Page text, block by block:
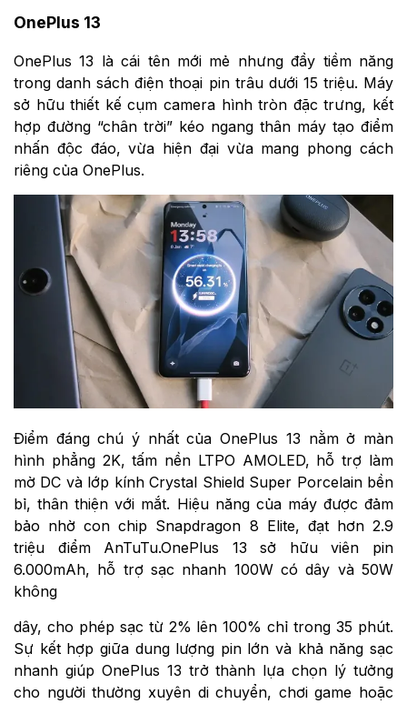
OnePlus 13
OnePlus 13 là cái tên mới mẻ nhưng đầy tiềm năng
trong danh sách điện thoại pin trâu dưới 15 triệu. Máy
sở hữu thiết kế cụm camera hình tròn đặc trưng, kết
hợp đường “chân trời” kéo ngang thân máy tạo điểm
nhấn độc đáo, vừa hiện đại vừa mang phong cách
riêng của OnePlus.
Điểm đáng chú ý nhất của OnePlus 13 nằm ở màn
hình phẳng 2K, tấm nền LTPO AMOLED, hỗ trợ làm
mờ DC và lớp kính Crystal Shield Super Porcelain bền
bỉ, thân thiện với mắt. Hiệu năng của máy được đảm
bảo nhờ con chip Snapdragon 8 Elite, đạt hơn 2.9
triệu điểm AnTuTu.OnePlus 13 sở hữu viên pin
6.000mAh, hỗ trợ sạc nhanh 100W có dây và 50W
không
dây, cho phép sạc từ 2% lên 100% chỉ trong 35 phút.
Sự kết hợp giữa dung lượng pin lớn và khả năng sạc
nhanh giúp OnePlus 13 trở thành lựa chọn lý tưởng
cho người thường xuyên di chuyển, chơi game hoặc